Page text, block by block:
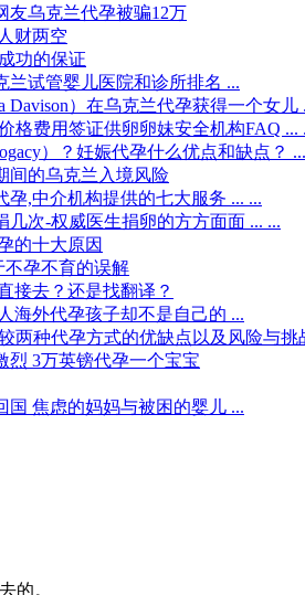
友乌克兰代孕被骗12万
财两空
功的保证
试管婴儿医院和诊所排名 ...
Davison）在乌克兰代孕获得一个女儿
格费用签证供卵卵妹安全机构FAQ ...
）？妊娠代孕什么优点和缺点？
间的乌克兰入境风险
,中介机构提供的七大服务 ... ...
次-权威医生捐卵的方方面面 ... ...
的十大原因
孕不育的误解
接去？还是找翻译？
海外代孕孩子却不是自己的 ...
两种代孕方式的优缺点以及风险与挑
烈 3万英镑代孕一个宝宝
焦虑的妈妈与被困的婴儿 ...
的。